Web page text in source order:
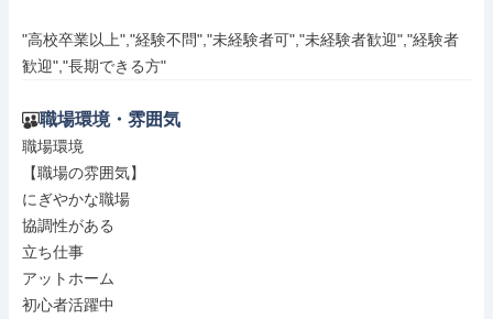
"高校卒業以上","経験不問","未経験者可","未経験者歓迎","経験者
歓迎","長期できる方"
職場環境・雰囲気
職場環境
【職場の雰囲気】
にぎやかな職場
協調性がある
立ち仕事
アットホーム
初心者活躍中